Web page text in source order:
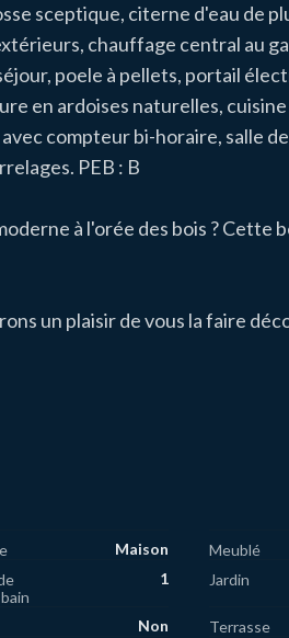
sceptique, citerne d'eau de
chauffage central au
poele à pellets, portail
en ardoises naturelles,
compteur bi-horaire, salle
PEB : B
à l'orée des bois ? Cette
un plaisir de vous la faire
Maison Meublé
1 Jardin
Non Terrasse